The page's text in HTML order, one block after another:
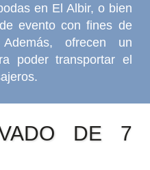
en El Albir, o bien
evento con fines de
ofrecen un
poder transportar el
DE 7